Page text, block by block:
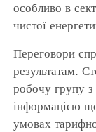
особливо в
чистої
Переговори
результатам.
робочу групу
інформацією
умовах